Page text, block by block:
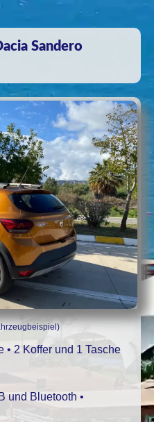
Sandero
• 2 Koffer und 1 Tasche
und Bluetooth •